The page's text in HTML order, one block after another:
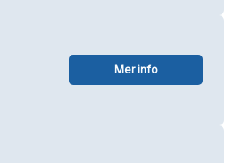
Mer info